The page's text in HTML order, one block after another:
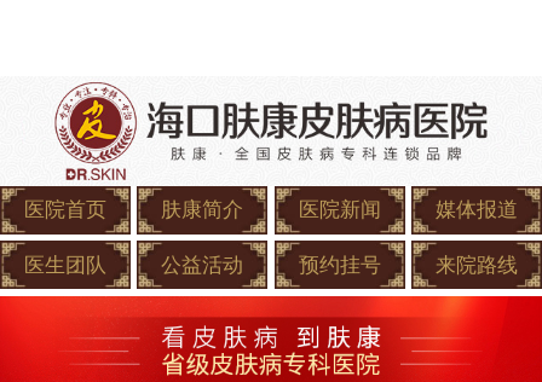
医院首页 肤康简介 医院新闻 媒体报道
医生团队 公益活动 预约挂号 来院路线